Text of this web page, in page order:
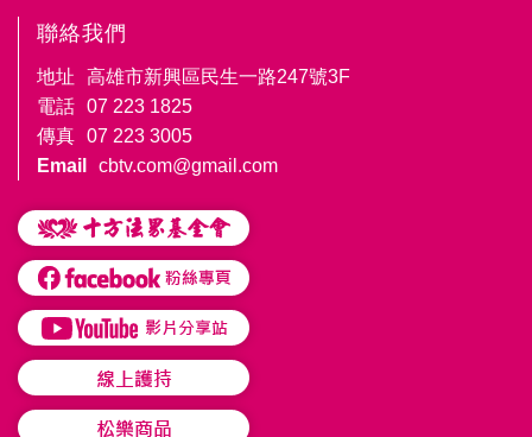
聯絡我們
地址
高雄市新興區民生一路247號3F
電話 07 223 1825
傳真 07 223 3005
Email
cbtv.com@gmail.com